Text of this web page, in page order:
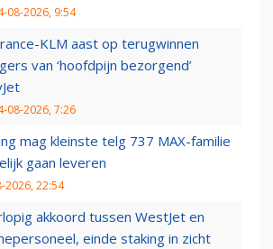
08-2026, 9:54
KLM aast op terugwinnen
van ‘hoofdpijn bezorgend’
08-2026, 7:26
mag kleinste telg 737 MAX-familie
gaan leveren
2026, 22:54
akkoord tussen WestJet en
einde staking in zicht